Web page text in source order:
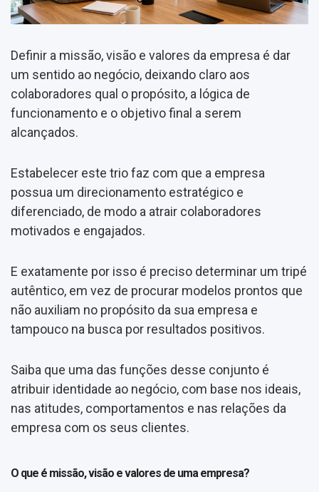
Definir a missão, visão e valores da empresa é dar
um sentido ao negócio, deixando claro aos
colaboradores qual o propósito, a lógica de
funcionamento e o objetivo final a serem
alcançados.
Estabelecer este trio faz com que a empresa
possua um direcionamento estratégico e
diferenciado, de modo a atrair colaboradores
motivados e engajados.
E exatamente por isso é preciso determinar um tripé
autêntico, em vez de procurar modelos prontos que
não auxiliam no propósito da sua empresa e
tampouco na busca por resultados positivos.
Saiba que uma das funções desse conjunto é
atribuir identidade ao negócio, com base nos ideais,
nas atitudes, comportamentos e nas relações da
empresa com os seus clientes.
O que é missão, visão e valores de uma empresa?